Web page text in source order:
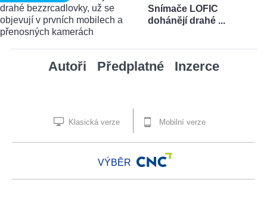
Snímače LOFIC
dohánějí drahé ...
Autoři Předplatné Inzerce
Klasická verze Mobilní verze
VÝBĚR